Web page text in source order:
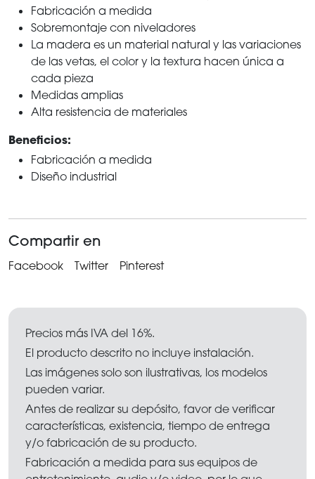
Fabricación a medida
Sobremontaje con niveladores
La madera es un material natural y las variaciones
de las vetas, el color y la textura hacen única a
cada pieza
Medidas amplias
Alta resistencia de materiales
Beneficios:
Fabricación a medida
Diseño industrial
Compartir en
Facebook Twitter Pinterest
Precios más IVA del 16%.
El producto descrito no incluye instalación.
Las imágenes solo son ilustrativas, los modelos
pueden variar.
Antes de realizar su depósito, favor de verificar
características, existencia, tiempo de entrega
y/o fabricación de su producto.
Fabricación a medida para sus equipos de